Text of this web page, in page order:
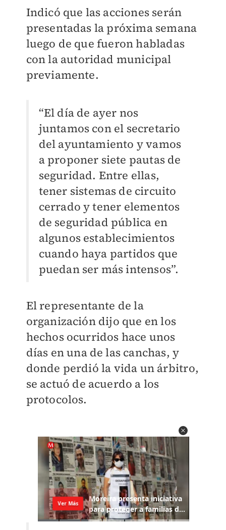
Indicó que las acciones serán
presentadas la próxima semana
luego de que fueron habladas
con la autoridad municipal
previamente.
“El día de ayer nos
juntamos con el secretario
del ayuntamiento y vamos
a proponer siete pautas de
seguridad. Entre ellas,
tener sistemas de circuito
cerrado y tener elementos
de seguridad pública en
algunos establecimientos
cuando haya partidos que
puedan ser más intensos”.
El representante de la
organización dijo que en los
hechos ocurridos hace unos
días en una de las canchas, y
donde perdió la vida un árbitro,
se actuó de acuerdo a los
protocolos.